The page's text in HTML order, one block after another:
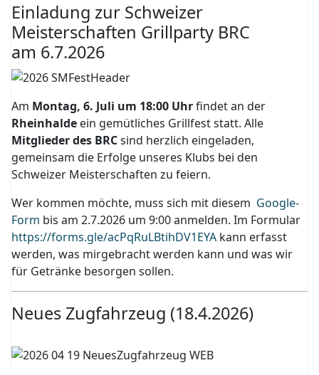
Einladung zur Schweizer
Meisterschaften Grillparty BRC
am 6.7.2026
Am Montag, 6. Juli um 18:00 Uhrfindet an der
Rheinhalde ein gemütliches Grillfest statt. Alle
Mitglieder des BRCsind herzlich eingeladen,
gemeinsam die Erfolge unseres Klubs bei den
Schweizer Meisterschaften zu feiern.
Wer kommen möchte, muss sich mit diesem Google-
Form bis am 2.7.2026 um 9:00 anmelden. Im Formular
https://forms.gle/acPqRuLBtihDV1EYA kann erfasst
werden, was mirgebracht werden kann und was wir
für Getränke besorgen sollen.
Neues Zugfahrzeug (18.4.2026)